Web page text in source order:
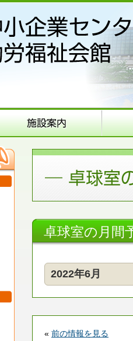
卓球室の月間
2022年6月
« 前の情報を見る